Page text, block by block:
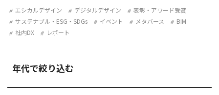
エシカルデザイン デジタルデザイン
表彰・アワード受賞
サステナブル・ESG・SDGs
イベント メタバース
BIM
社内DX
レポート
年代で絞り込む